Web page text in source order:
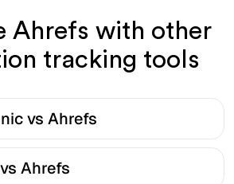
Ahrefs with other
tracking tools
vs Ahrefs
Ahrefs